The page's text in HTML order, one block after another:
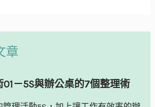
章
－5S與辦公桌的7個整理術